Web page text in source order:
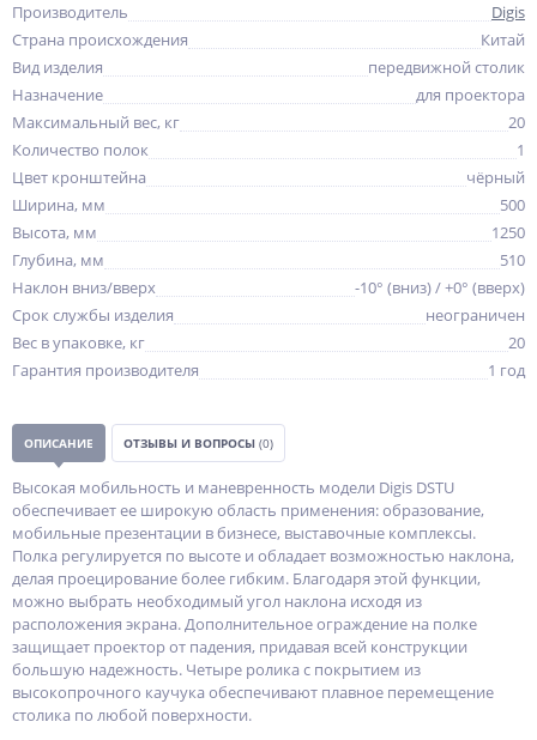
Производитель
Digis
Страна происхождения
Китай
Вид изделия
передвижной столик
Назначение
для проектора
Максимальный вес, кг
20
Количество полок
1
Цвет кронштейна
чёрный
Ширина, мм
500
Высота, мм
1250
Глубина, мм
510
Наклон вниз/вверх
-10° (вниз) / +0° (вверх)
Срок службы изделия
неограничен
Вес в упаковке, кг
20
Гарантия производителя
1 год
ОПИСАНИЕ ОТЗЫВЫ И ВОПРОСЫ (0)
Высокая мобильность и маневренность модели Digis DSTU
обеспечивает ее широкую область применения: образование,
мобильные презентации в бизнесе, выставочные комплексы.
Полка регулируется по высоте и обладает возможностью наклона,
делая проецирование более гибким. Благодаря этой функции,
можно выбрать необходимый угол наклона исходя из
расположения экрана. Дополнительное ограждение на полке
защищает проектор от падения, придавая всей конструкции
большую надежность. Четыре ролика с покрытием из
высокопрочного каучука обеспечивают плавное перемещение
столика по любой поверхности.